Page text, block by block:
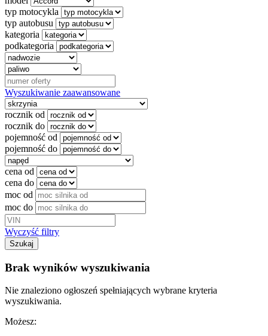
typ motocykla
typ autobusu
kategoria
podkategoria
Wyszukiwanie zaawansowane
rocznik od
rocznik do
pojemność od
pojemność do
cena od
cena do
moc od
moc do
Wyczyść filtry
Szukaj
Brak wyników wyszukiwania
Nie znaleziono ogłoszeń spełniających wybrane kryteria
wyszukiwania.
Możesz: